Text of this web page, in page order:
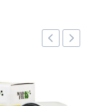
Быстрый просмотр